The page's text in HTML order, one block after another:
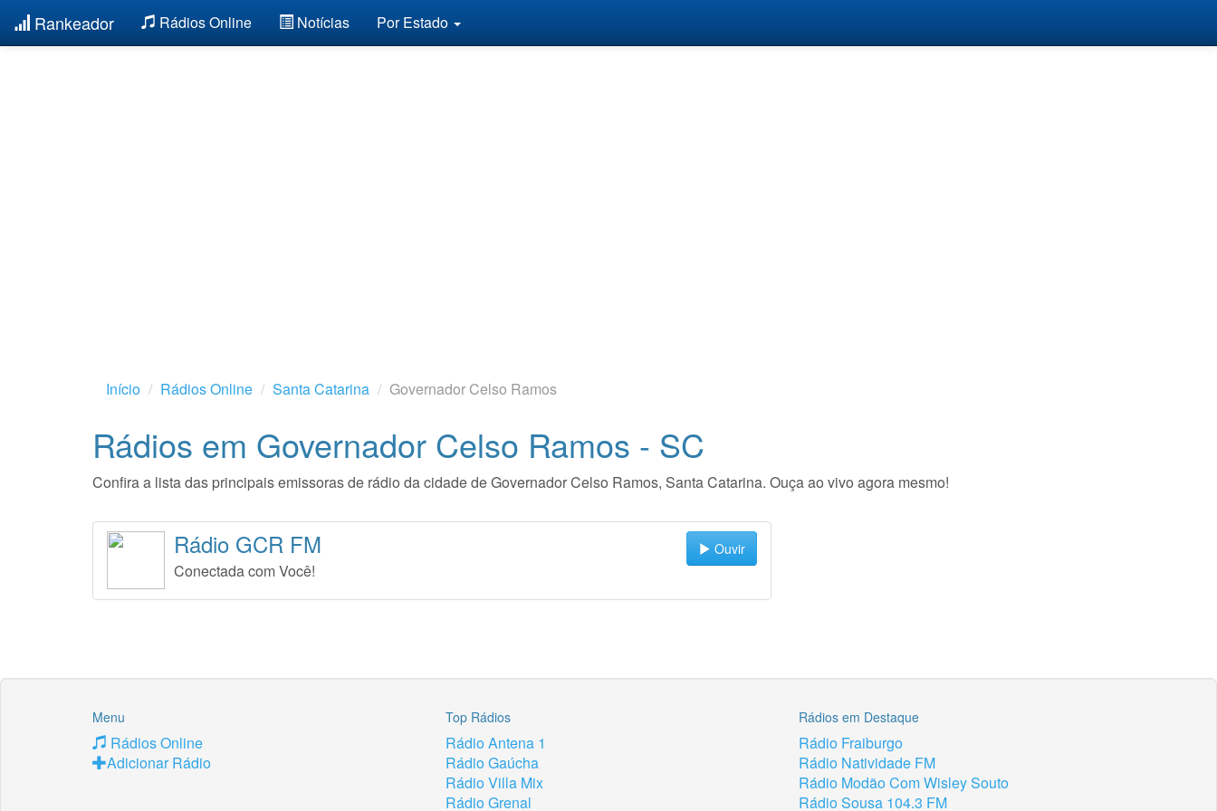
Rankeador Rádios Online Notícias Por Estado
Início Rádios Online Santa Catarina Governador Celso Ramos
Rádios em Governador Celso Ramos - SC
Confira a lista das principais emissoras de rádio da cidade de Governador Celso Ramos, Santa Catarina. Ouça ao vivo agora mesmo!
Ouvir
Rádio GCR FM
Conectada com Você!
Menu
Rádios Online
Adicionar Rádio
Top Rádios
Rádio Antena 1
Rádio Gaúcha
Rádio Villa Mix
Rádio Grenal
Rádios em Destaque
Rádio Fraiburgo
Rádio Natividade FM
Rádio Modão Com Wisley Souto
Rádio Sousa 104.3 FM